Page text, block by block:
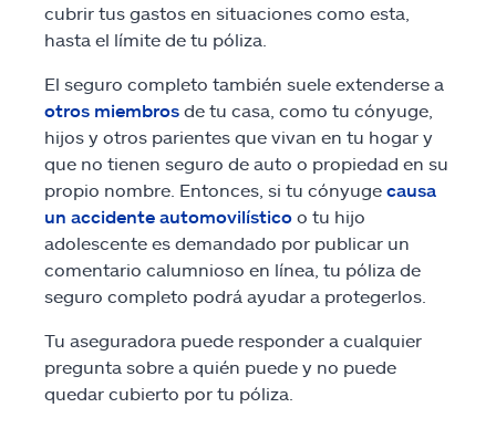
cubrir tus gastos en situaciones como esta,
hasta el límite de tu póliza.
El seguro completo también suele extenderse a
otros miembros de tu casa, como tu cónyuge,
hijos y otros parientes que vivan en tu hogar y
que no tienen seguro de auto o propiedad en su
propio nombre. Entonces, si tu cónyuge causa
un accidente automovilístico o tu hijo
adolescente es demandado por publicar un
comentario calumnioso en línea, tu póliza de
seguro completo podrá ayudar a protegerlos.
Tu aseguradora puede responder a cualquier
pregunta sobre a quién puede y no puede
quedar cubierto por tu póliza.